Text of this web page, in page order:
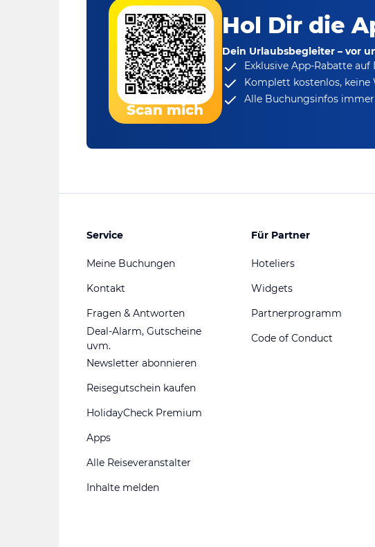
Scan mich
Hol Dir die
Dein Urlaubsbegleiter – vor
Exklusive App-Rabatteauf
Komplett kostenlos, keine
Alle Buchungsinfos
Service
Meine Buchungen
Kontakt
Fragen & Antworten
Deal-Alarm, Gutscheine
uvm.
Newsletter abonnieren
Reisegutschein kaufen
HolidayCheck Premium
Apps
Alle Reiseveranstalter
Inhalte melden
Für Partner
Hoteliers
Widgets
Partnerprogramm
Code of Conduct